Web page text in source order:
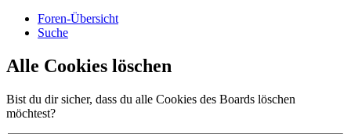
Foren-Übersicht
Suche
Alle Cookies löschen
Bist du dir sicher, dass du alle Cookies des Boards löschen
möchtest?